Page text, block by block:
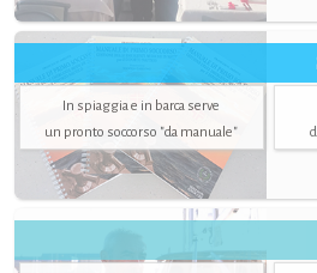
In spiaggia e in barca serve
un pronto soccorso "da manuale"